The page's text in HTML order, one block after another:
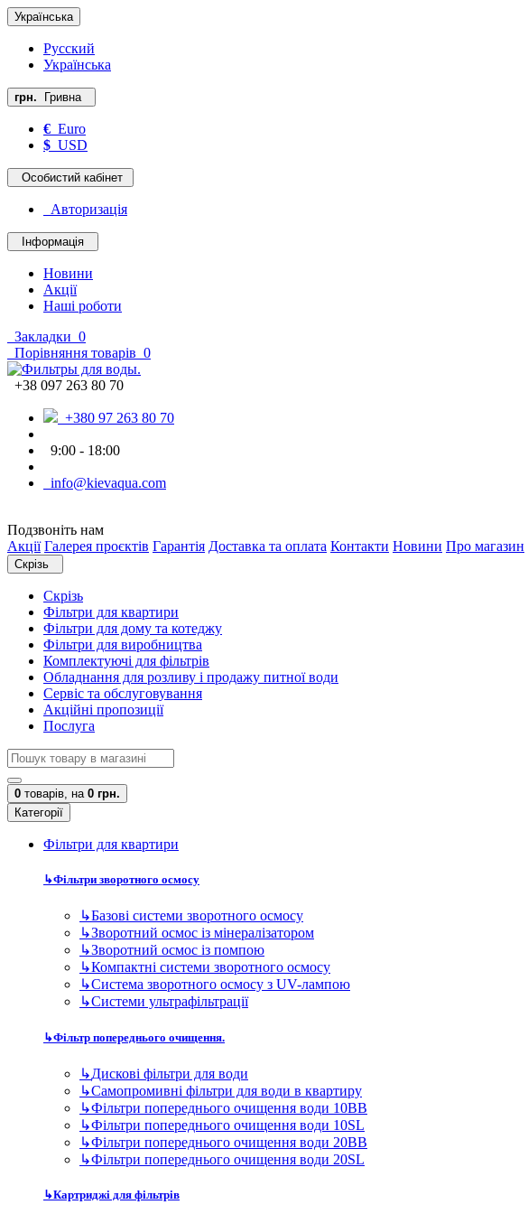
Українська
Русский
Українська
грн. Гривна
€ Euro
$ USD
Особистий кабінет
Авторизація
Інформація
Новини
Акції
Наші роботи
Закладки 0
Порівняння товарів 0
+38 097 263 80 70
+380 97 263 80 70
9:00 - 18:00
info@kievaqua.com
Подзвоніть нам
Акції Галерея проєктів Гарантія Доставка та оплата Контакти Новини Про магазин
Скрізь
Скрізь
Фільтри для квартири
Фільтри для дому та котеджу
Фільтри для виробництва
Комплектуючі для фільтрів
Обладнання для розливу і продажу питної води
Сервіс та обслуговування
Акційні пропозиції
Послуга
0 товарів, на 0 грн.
Категорії
Фільтри для квартири
↳Фільтри зворотного осмосу
↳Базові системи зворотного осмосу
↳Зворотний осмос із мінералізатором
↳Зворотний осмос із помпою
↳Компактні системи зворотного осмосу
↳Система зворотного осмосу з UV-лампою
↳Системи ультрафільтрації
↳Фільтр попереднього очищення.
↳Дискові фільтри для води
↳Самопромивні фільтри для води в квартиру
↳Фільтри попереднього очищення води 10BB
↳Фільтри попереднього очищення води 10SL
↳Фільтри попереднього очищення води 20BB
↳Фільтри попереднього очищення води 20SL
↳Картриджі для фільтрів